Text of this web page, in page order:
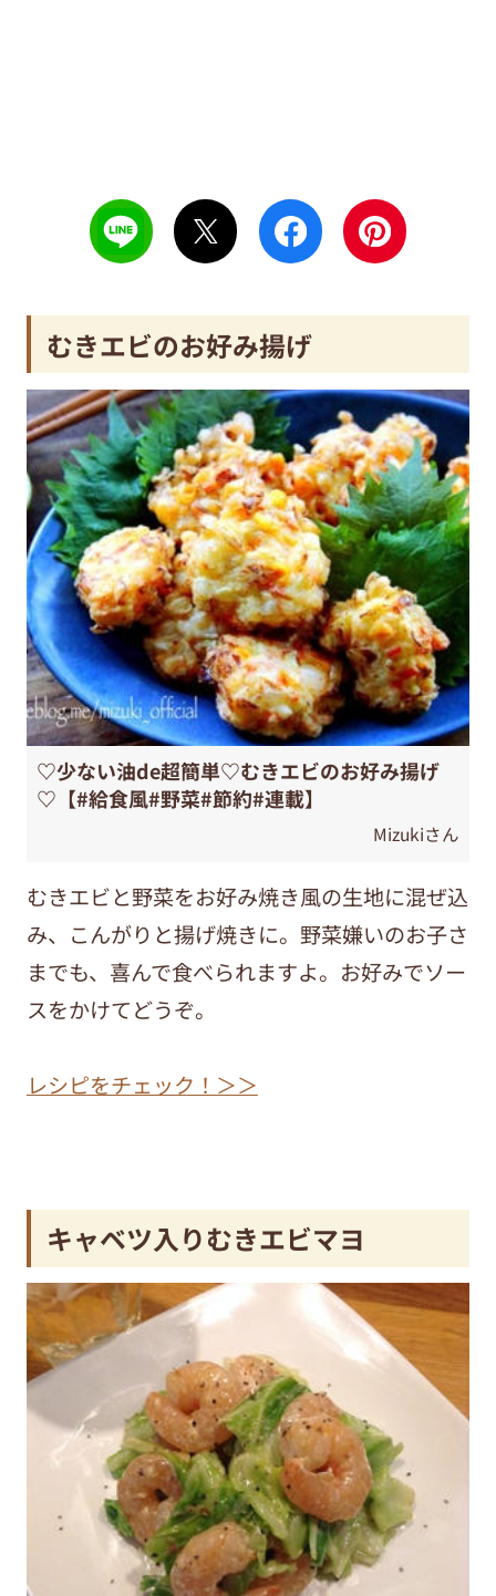
むきエビのお好み揚げ
♡少ない油de超簡単♡むきエビのお好み揚げ
♡【#給食風#野菜#節約#連載】
Mizukiさん
むきエビと野菜をお好み焼き風の生地に混ぜ込
み、こんがりと揚げ焼きに。野菜嫌いのお子さ
までも、喜んで食べられますよ。お好みでソー
スをかけてどうぞ。
レシピをチェック！＞＞
キャベツ入りむきエビマヨ